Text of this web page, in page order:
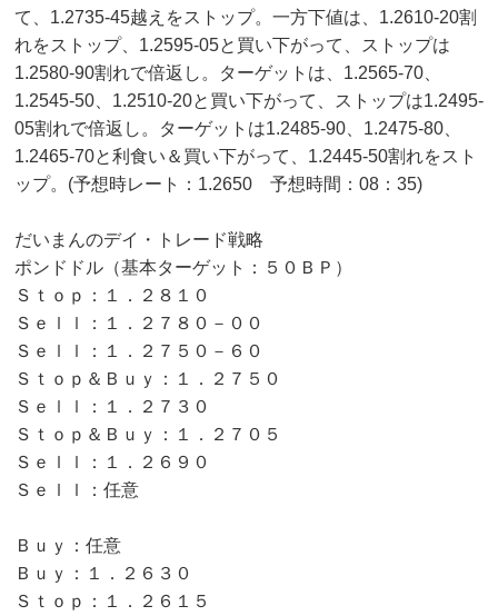
て、1.2735-45越えをストップ。一方下値は、1.2610-20割
れをストップ、1.2595-05と買い下がって、ストップは
1.2580-90割れで倍返し。ターゲットは、1.2565-70、
1.2545-50、1.2510-20と買い下がって、ストップは1.2495-
05割れで倍返し。ターゲットは1.2485-90、1.2475-80、
1.2465-70と利食い＆買い下がって、1.2445-50割れをスト
ップ。(予想時レート：1.2650 予想時間：08：35)
だいまんのデイ・トレード戦略
ポンドドル（基本ターゲット：５０ＢＰ）
Ｓｔｏｐ：１．２８１０
Ｓｅｌｌ：１．２７８０－００
Ｓｅｌｌ：１．２７５０－６０
Ｓｔｏｐ＆Ｂｕｙ：１．２７５０
Ｓｅｌｌ：１．２７３０
Ｓｔｏｐ＆Ｂｕｙ：１．２７０５
Ｓｅｌｌ：１．２６９０
Ｓｅｌｌ：任意
Ｂｕｙ：任意
Ｂｕｙ：１．２６３０
Ｓｔｏｐ：１．２６１５